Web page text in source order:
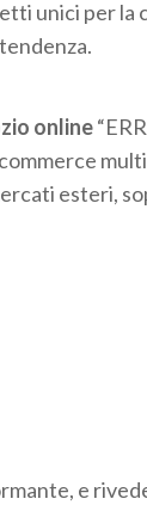
unici per la
online
esteri,
e